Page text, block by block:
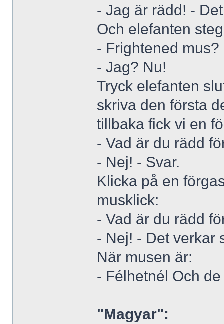
- Jag är rädd! -
Och elefanten
- Frightened mus?
- Jag? Nu!
Tryck elefanten
skriva den första
tillbaka fick vi en
- Vad är du rädd
- Nej! - Svar.
Klicka på en
musklick:
- Vad är du rädd
- Nej! - Det verkar
När musen är:
- Félhetnél Och
"Magyar":